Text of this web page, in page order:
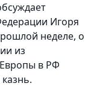
Игоря
неделе, о
из
в РФ